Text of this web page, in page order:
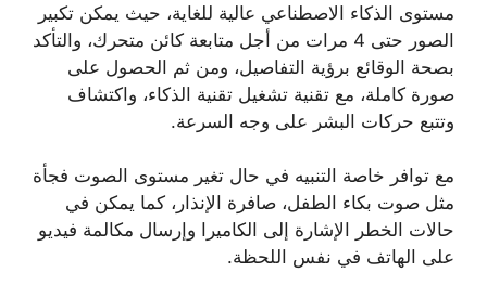
مستوى الذكاء الاصطناعي عالية للغاية، حيث يمكن تكبير
الصور حتى 4 مرات من أجل متابعة كائن متحرك، والتأكد
بصحة الوقائع برؤية التفاصيل، ومن ثم الحصول على
صورة كاملة، مع تقنية تشغيل تقنية الذكاء، واكتشاف
وتتبع حركات البشر على وجه السرعة.
مع توافر خاصة التنبيه في حال تغير مستوى الصوت فجأة
مثل صوت بكاء الطفل، صافرة الإنذار، كما يمكن في
حالات الخطر الإشارة إلى الكاميرا وإرسال مكالمة فيديو
على الهاتف في نفس اللحظة.